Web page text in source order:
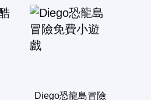
Diego恐龍島冒險